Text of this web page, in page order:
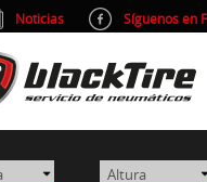
Noticias Síguenos en